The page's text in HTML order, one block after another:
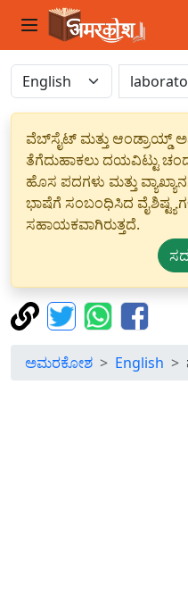
ವೆಬ್‌ಸೈಟ್ ಮತ್ತು ಆಂಡ್ರಾಯ್ಡ್
ತೆಗೆದುಹಾಕಲು ದಯವಿಟ್ಟು
ಹೊಸ ಪದಗಳು ಮತ್ತು
ಭಾಷೆಗೆ ಸಂಬಂಧಿಸಿದ
ಸಹಾಯಕವಾಗಿರುತ್ತದೆ.
ಅಮರಕೋಶ English